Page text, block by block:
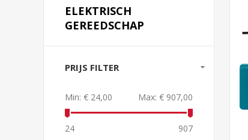
ELEKTRISCH
GEREEDSCHAP
PRIJS FILTER
Min: € 24,00 Max: € 907,00
24 907